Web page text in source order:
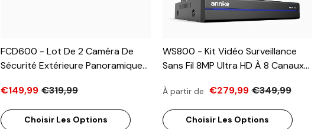
FCD600 - Lot De 2 Caméra De
Sécurité Extérieure Panoramique
Grand Angle 180°, Super
Ouverture F/1.2, Capteur BSI, Micro
Intégré, Sirène Et Alarme Actives
€149,99 €319,99
Choisir Les Options
WS800 - Kit Vidéo Surveillance
Sans Fil 8MP Ultra HD À 8 Canaux
2,4/5,8 GHz Pro, Détection De
Mouvement Humaine, Audio
Bidirectionnel, Vision Nocturne,
À partir de €279,99 €349,99
Choisir Les Options